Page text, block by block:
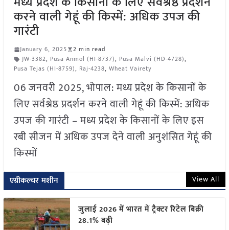
करने वाली गेहूं की किस्में: अधिक उपज की
गारंटी
January 6, 2025
2 min read
JW-3382, Pusa Anmol (HI-8737), Pusa Malvi (HD-4728),
Pusa Tejas (HI-8759), Raj-4238, Wheat Vairety
06 जनवरी 2025, भोपाल: मध्य प्रदेश के किसानों के
लिए सर्वश्रेष्ठ प्रदर्शन करने वाली गेहूं की किस्में: अधिक
उपज की गारंटी – मध्य प्रदेश के किसानों के लिए इस
रबी सीजन में अधिक उपज देने वाली अनुशंसित गेहूं की
किस्मों
एग्रीकल्चर मशीन View All
जुलाई 2026 में भारत में ट्रैक्टर रिटेल बिक्री
28.1% बढ़ी